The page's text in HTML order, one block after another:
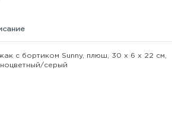
с бортиком Sunny, плюш, 30 х 6 х 22 см,
серый